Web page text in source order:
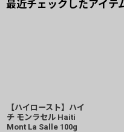
最近チェックしたアイテ
【ハイロースト】ハイ
チ モンラセル Haiti
Mont La Salle 100g